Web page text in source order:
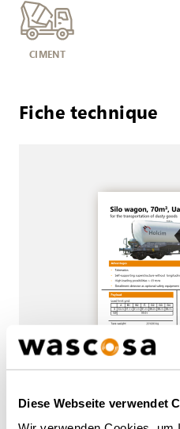
Diese Webseite verwendet
CIMENT
Fiche technique